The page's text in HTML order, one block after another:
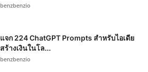
benzbenzio
แจก 224 ChatGPT Prompts สำหรับไอเดีย
สร้างเงินในโล...
benzbenzio